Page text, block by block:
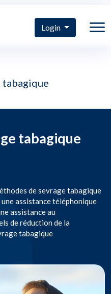
Login
tabagique
tabagique
de sevrage tabagique
assistance téléphonique
assistance au
de réduction de la
tabagique